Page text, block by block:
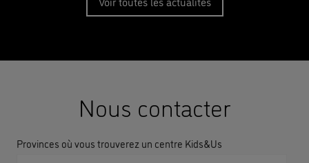
Nous contacter
Provinces où vous trouverez un centre Kids&Us